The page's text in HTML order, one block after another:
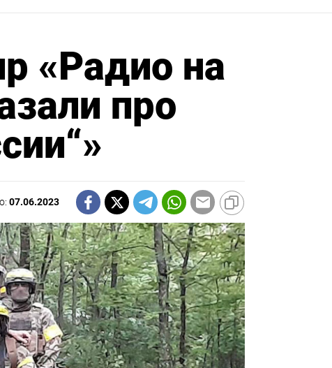
«Радио на
про
07.06.2023